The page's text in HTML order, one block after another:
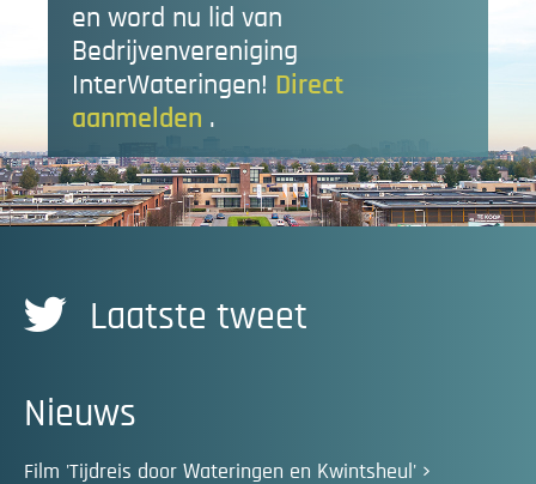
en word nu lid van
Bedrijvenvereniging
InterWateringen! Direct
aanmelden .
Laatste tweet
Nieuws
Film 'Tijdreis door Wateringen en Kwintsheul'